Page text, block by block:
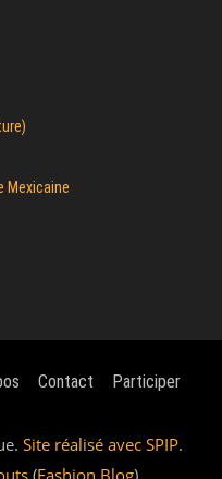
Mexicaine
Contact Participer
Site réalisé avec SPIP.